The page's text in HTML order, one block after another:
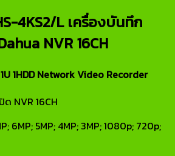
4KS2/L เครื่องบันทึก
NVR 16CH
1HDD Network Video Recorder
NVR 16CH
6MP; 5MP; 4MP; 3MP; 1080p; 720p;